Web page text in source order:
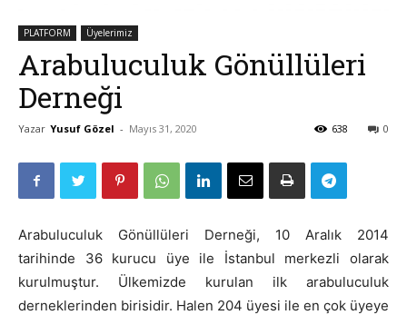
PLATFORM Üyelerimiz
Arabuluculuk Gönüllüleri
Derneği
Yazar Yusuf Gözel - Mayıs 31, 2020 0
638
Arabuluculuk Gönüllüleri Derneği, 10 Aralık 2014
tarihinde 36 kurucu üye ile İstanbul merkezli olarak
kurulmuştur. Ülkemizde kurulan ilk arabuluculuk
derneklerinden birisidir. Halen 204 üyesi ile en çok üyeye